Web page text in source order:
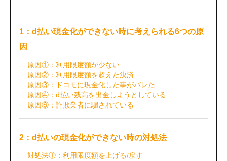
1：d払い現金化ができない時に考えられる6つの原
因
原因①：利用限度額が少ない
原因②：利用限度額を超えた決済
原因③：ドコモに現金化した事がバレた
原因④：d払い残高を出金しようとしている
原因⑥：詐欺業者に騙されている
2：d払いの現金化ができない時の対処法
対処法①：利用限度額を上げる/戻す